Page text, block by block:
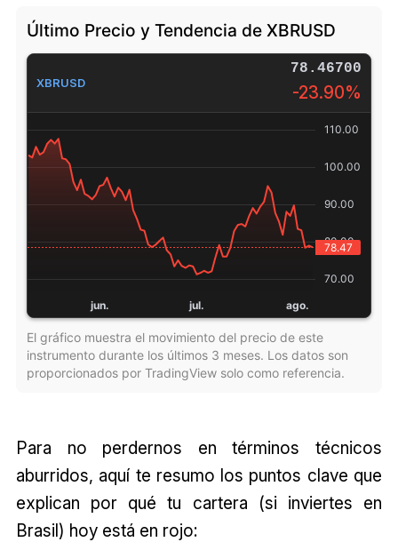
Último Precio y Tendencia de XBRUSD
XBRUSD
78.48000
-23.88%
El gráfico muestra el movimiento del precio de este
instrumento durante los últimos 3 meses. Los datos son
proporcionados por TradingView solo como referencia.
Para no perdernos en términos técnicos
aburridos, aquí te resumo los puntos clave que
explican por qué tu cartera (si inviertes en
Brasil) hoy está en rojo: